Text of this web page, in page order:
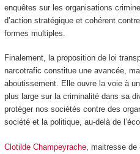
enquêtes sur les organisations
d’action stratégique et cohérent
formes multiples.
Finalement, la proposition de loi
narcotrafic constitue une avancée,
aboutissement. Elle ouvre la voie à
plus large sur la criminalité dans sa
protéger nos sociétés contre des
société et la politique, au-delà de
Clotilde Champeyrache, maitresse de